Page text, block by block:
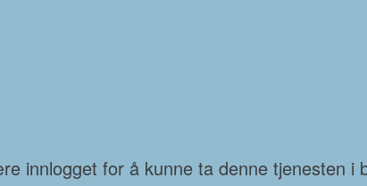
innlogget for å kunne ta denne tjenesten i